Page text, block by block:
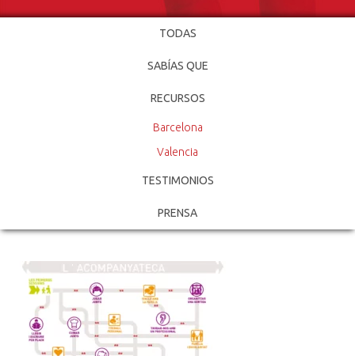
TODAS
SABÍAS QUE
RECURSOS
Barcelona
Valencia
TESTIMONIOS
PRENSA